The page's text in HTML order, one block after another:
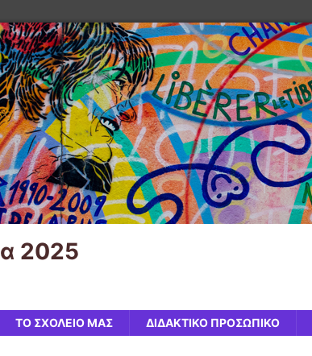
2025
ΤΟ ΣΧΟΛΕΙΟ ΜΑΣ ΔΙΔΑΚΤΙΚΟ ΠΡΟΣΩΠΙΚΟ